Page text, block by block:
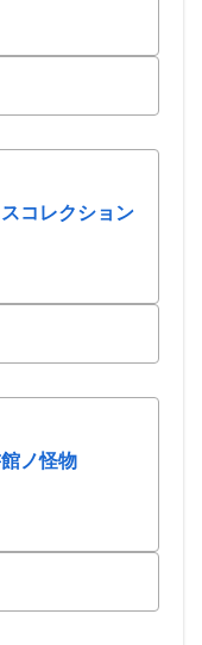
コレクション
ノ怪物